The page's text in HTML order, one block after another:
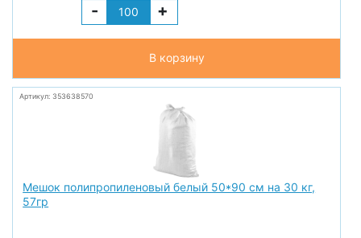
- +
В корзину
Артикул: 353638570
Мешок полипропиленовый белый 50*90 см на 30 кг,
57гр